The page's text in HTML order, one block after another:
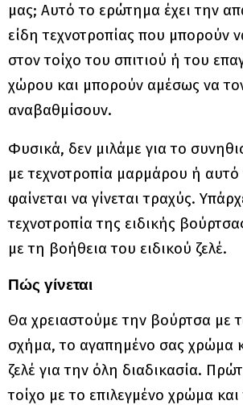
μας; Αυτό το ερώτημα έχει την
είδη τεχνοτροπίας που μπορούν
στον τοίχο του σπιτιού ή του
χώρου και μπορούν αμέσως να
αναβαθμίσουν.
Φυσικά, δεν μιλάμε για το
με τεχνοτροπία μαρμάρου ή αυτό
φαίνεται να γίνεται τραχύς.
τεχνοτροπία της ειδικής
με τη βοήθεια του ειδικού ζελέ.
Πώς γίνεται
Θα χρειαστούμε την βούρτσα με
σχήμα, το αγαπημένο σας χρώμα
ζελέ για την όλη διαδικασία.
τοίχο με το επιλεγμένο χρώμα